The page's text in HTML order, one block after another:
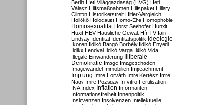
Berlin Heti Világgazdaság (HVG) Heti
Válasz Hilfsmaßnahmen Hilfspaket Hillary
Clinton Historikerstreit Hitler-Vergleich
Hollókő Holocaust Homo-Ehe Homophobie
Homosexualität Horst Seehofer Hunxit
Huxit HÉV Häusliche Gewalt Hír TV Iain
Lindsay Identität Identitätspolitik Ideologie
Ikonen Ildikó Bangó Borbély Ildikó Enyedi
Ildikó Lendvai Ildikó Varga Ildikó Vida
Illegale Einwanderung Illiberale
Demokratie Image Imageschaden
Imagewandel Immobilien Impeachment
Impfung Imre Horváth Imre Kertész Imre
Nagy Imre Pozsgay In-vitro-Fertilisation
INA Index Inflation Informanten
Informationsfreiheit Innenpolitik
Inslovenzen Insolvenzen Intellektuelle